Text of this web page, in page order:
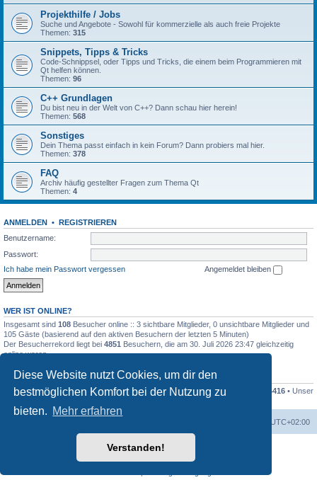
Diese Website nutzt Cookies, um dir den
bestmöglichen Komfort bei der Nutzung zu
bieten. Mehr erfahren
Verstanden!
Projekthilfe / Jobs
Suche und Angebote - Sowohl für kommerzielle als auch freie Projekte
Themen: 315
Snippets, Tipps & Tricks
Code-Schnippsel, oder Tipps und Tricks, die einem beim Programmieren mit
Qt helfen können.
Themen: 96
C++ Grundlagen
Du bist neu in der Welt von C++? Dann schau hier herein!
Themen: 568
Sonstiges
Dein Thema passt einfach in kein Forum? Dann probiers mal hier.
Themen: 378
FAQ
Archiv häufig gestellter Fragen zum Thema Qt
Themen: 4
ANMELDEN • REGISTRIEREN
Benutzername:
Passwort:
Ich habe mein Passwort vergessen
Angemeldet bleiben
WER IST ONLINE?
Insgesamt sind 108 Besucher online :: 3 sichtbare Mitglieder, 0 unsichtbare Mitglieder und
105 Gäste (basierend auf den aktiven Besuchern der letzten 5 Minuten)
Der Besucherrekord liegt bei 4851 Besuchern, die am 30. Juli 2026 23:47 gleichzeitig
online waren.
STATISTIK
Beiträge insgesamt79994• Themen insgesamt 16682• Mitglieder insgesamt 4416 • Unser
neuestes Mitglied:
UTC+02:00
Powered byphpBB® Forum Software © phpBB Limited
phpBB.de